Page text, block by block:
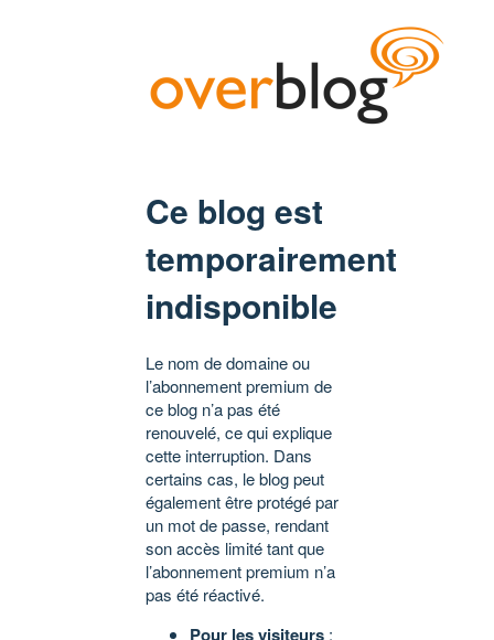
Ce blog est
temporairement
indisponible
Le nom de domaine ou
l’abonnement premium de
ce blog n’a pas été
renouvelé, ce qui explique
cette interruption. Dans
certains cas, le blog peut
également être protégé par
un mot de passe, rendant
son accès limité tant que
l’abonnement premium n’a
pas été réactivé.
Pour les visiteurs :